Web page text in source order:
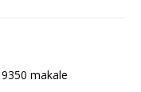
makale